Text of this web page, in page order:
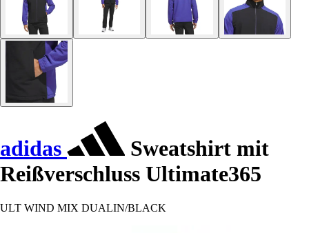
adidas
Sweatshirt mit
Reißverschluss Ultimate365
ULT WIND MIX DUALIN/BLACK